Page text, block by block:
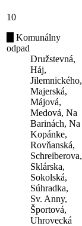
10
Komunálny
odpad
Družstevná,
Háj,
Jilemnického,
Majerská,
Májová,
Medová, Na
Barinách, Na
Kopánke,
Rovňanská,
Schreiberova,
Sklárska,
Sokolská,
Súhradka,
Sv. Anny,
Športová,
Uhrovecká